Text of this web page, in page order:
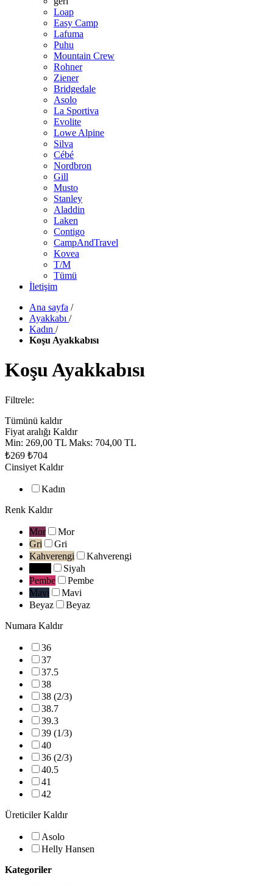
Loap
Easy Camp
Lafuma
Puhu
Mountain Crew
Rohner
Ziener
Bridgedale
Asolo
La Sportiva
Evolite
Lowe Alpine
Silva
Cébé
Nordbron
Gill
Musto
Stanley
Aladdin
Laken
Contigo
CampAndTravel
Kovea
T/M
Tümü
İletişim
Ana sayfa /
Ayakkabı /
Kadın /
Koşu Ayakkabısı
Koşu Ayakkabısı
Filtrele:
Tümünü kaldır
Fiyat aralığı Kaldır
Min: 269,00 TL Maks: 704,00 TL
₺269 ₺704
Cinsiyet Kaldır
Kadın
Renk Kaldır
Mor
Mor
Gri
Gri
Kahverengi
Kahverengi
Siyah
Pembe
Pembe
Mavi
Mavi
Beyaz
Beyaz
Numara Kaldır
36
37
37.5
38
38 (2/3)
38.7
39.3
39 (1/3)
40
36 (2/3)
40.5
41
42
Üreticiler Kaldır
Asolo
Helly Hansen
Kategoriler